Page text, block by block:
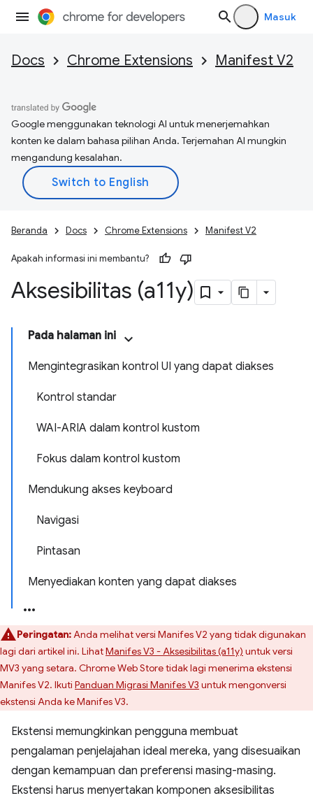
Masuk
Docs Chrome Extensions Manifest V2
Google menggunakan teknologi AI untuk menerjemahkan
konten ke dalam bahasa pilihan Anda. Terjemahan AI mungkin
mengandung kesalahan.
Beranda Docs Chrome Extensions Manifest V2
Apakah informasi ini membantu?
Aksesibilitas (a11y)
Pada halaman ini
Mengintegrasikan kontrol UI yang dapat diakses
Kontrol standar
WAI-ARIA dalam kontrol kustom
Fokus dalam kontrol kustom
Mendukung akses keyboard
Navigasi
Pintasan
Menyediakan konten yang dapat diakses
Peringatan:Anda melihat versi Manifes V2 yang tidak digunakan
lagi dari artikel ini. LihatManifes V3 - Aksesibilitas (a11y) untuk versi
MV3 yang setara. Chrome Web Store tidak lagi menerima ekstensi
Manifes V2. Ikuti Panduan Migrasi Manifes V3 untuk mengonversi
ekstensi Anda ke Manifes V3.
Ekstensi memungkinkan pengguna membuat
pengalaman penjelajahan ideal mereka, yang disesuaikan
dengan kemampuan dan preferensi masing-masing.
Ekstensi harus menyertakan komponen aksesibilitas